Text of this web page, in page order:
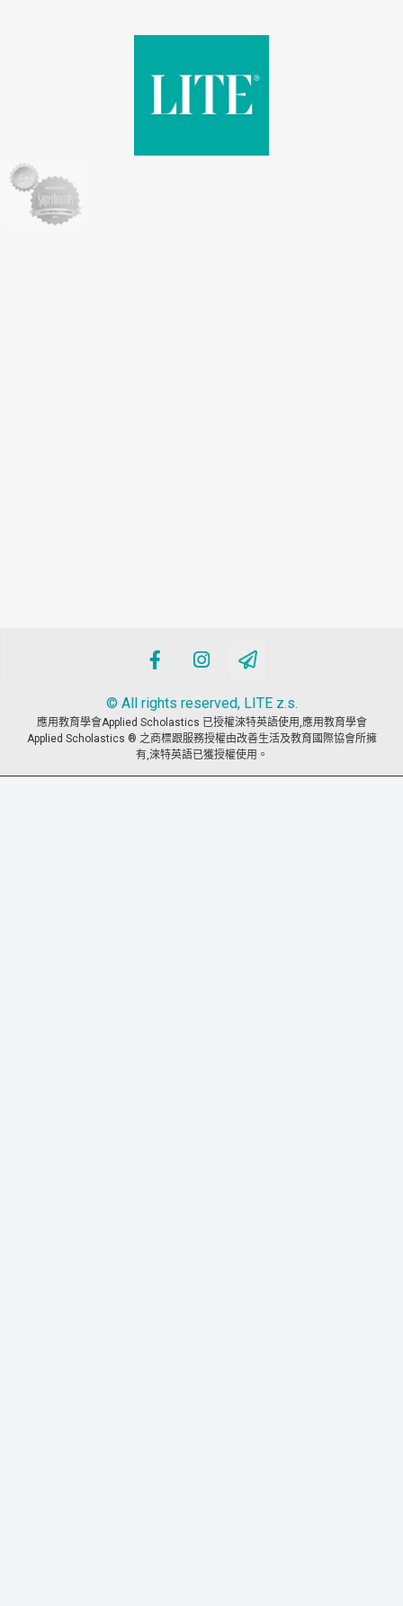
© All rights reserved, LITE z.s.
應用教育學會Applied Scholastics 已授權淶特英語使用,應用教育學會
Applied Scholastics ® 之商標跟服務授權由改善生活及教育國際協會所擁
有,淶特英語已獲授權使用。